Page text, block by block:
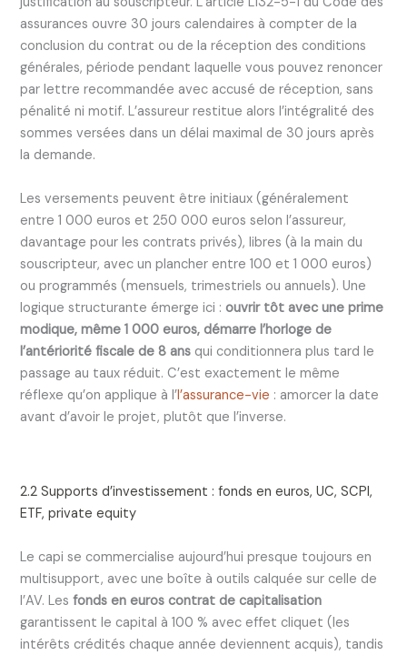
assurances ouvre 30 jours calendaires à compter de la
conclusion du contrat ou de la réception des conditions
générales, période pendant laquelle vous pouvez renoncer
par lettre recommandée avec accusé de réception, sans
pénalité ni motif. L’assureur restitue alors l’intégralité des
sommes versées dans un délai maximal de 30 jours après
la demande.
Les versements peuvent être initiaux (généralement
entre 1 000 euros et 250 000 euros selon l’assureur,
davantage pour les contrats privés), libres (à la main du
souscripteur, avec un plancher entre 100 et 1 000 euros)
ou programmés (mensuels, trimestriels ou annuels). Une
logique structurante émerge ici :ouvrir tôt avec une prime
modique, même 1 000 euros, démarre l’horloge de
l’antériorité fiscale de 8 ans qui conditionnera plus tard le
passage au taux réduit. C’est exactement le même
réflexe qu’on applique à l’l’assurance-vie : amorcer la date
avant d’avoir le projet, plutôt que l’inverse.
2.2 Supports d’investissement : fonds en euros, UC, SCPI,
ETF, private equity
Le capi se commercialise aujourd’hui presque toujours en
multisupport, avec une boîte à outils calquée sur celle de
l’AV. Lesfonds en euros contrat de capitalisation
garantissent le capital à 100 % avec effet cliquet (les
intérêts crédités chaque année deviennent acquis), tandis